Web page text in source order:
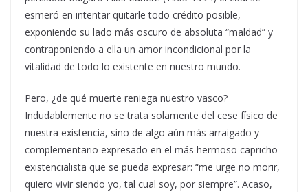
esmeró en intentar quitarle todo crédito posible,
exponiendo su lado más oscuro de absoluta “maldad” y
contraponiendo a ella un amor incondicional por la
vitalidad de todo lo existente en nuestro mundo.
Pero, ¿de qué muerte reniega nuestro vasco?
Indudablemente no se trata solamente del cese físico de
nuestra existencia, sino de algo aún más arraigado y
complementario expresado en el más hermoso capricho
existencialista que se pueda expresar: “me urge no morir,
quiero vivir siendo yo, tal cual soy, por siempre”. Acaso,